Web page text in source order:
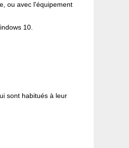
ou avec l'équipement
10.
sont habitués à leur